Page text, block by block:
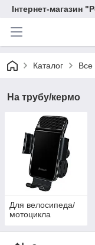
Інтернет-магазин
Каталог Все
На трубу/кермо
Для велосипеда/
мотоцикла